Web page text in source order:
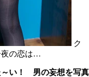
ク
夜の恋は…
～い！ 男の妄想を写真